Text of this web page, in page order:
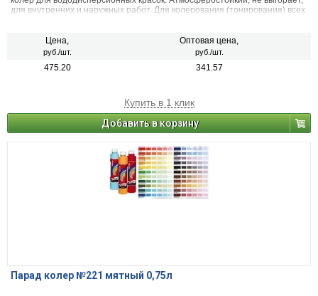
для внутренних и наружных работ. Для колерования (тонирования) всех
декоративных и дизайнерских работ. 22 цвета
Цена,
руб./шт.
Оптовая цена,
руб./шт.
475.20 341.57
Купить в 1 клик
Добавить в корзину
Парад колер №221 мятный 0,75л